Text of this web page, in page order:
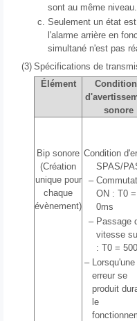
sont au même niveau.
c. Seulement un état
l'alarme arrière en
simultané n'est pas
(3) Spécifications de
Élément
sonore
Bip sonore
(Création
unique pour
chaque
évènement)
Condition
SPAS/
–
ON : T0 =
0ms
– Passage
vitesse
: T0 =
–
Lorsqu'une
erreur se
produit
le